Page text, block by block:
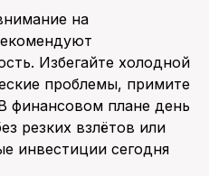
на
Избегайте холодной
проблемы, примите
финансовом плане день
резких взлётов или
инвестиции сегодня